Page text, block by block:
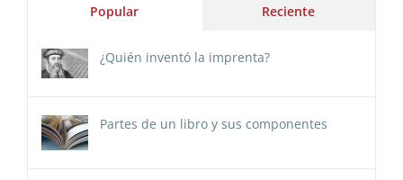
Popular Reciente
¿Quién inventó la imprenta?
Partes de un libro y sus componentes